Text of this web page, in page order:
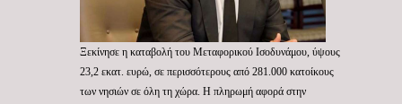
Ξεκίνησε η καταβολή του Μεταφορικού Ισοδυνάμου, ύψους
23,2 εκατ. ευρώ, σε περισσότερους από 281.000 κατοίκους
των νησιών σε όλη τη χώρα. Η πληρωμή αφορά στην